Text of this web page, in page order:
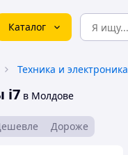
Каталог
Техника и электроника
i7 в Молдове
Дороже